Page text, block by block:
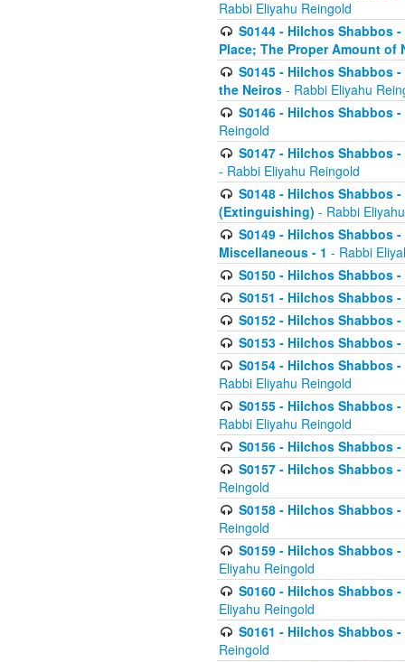
Rabbi Eliyahu Reingold
S0144 - Hilchos Shabbos
Place; The Proper Amount of
S0145 - Hilchos Shabbos
the Neiros - Rabbi Eliyahu
S0146 - Hilchos Shabbos
Reingold
S0147 - Hilchos Shabbos
- Rabbi Eliyahu Reingold
S0148 - Hilchos Shabbos
(Extinguishing) - Rabbi
S0149 - Hilchos Shabbos
Miscellaneous - 1 - Rabbi
S0150 - Hilchos Shabbos
S0151 - Hilchos Shabbos
S0152 - Hilchos Shabbos
S0153 - Hilchos Shabbos
S0154 - Hilchos Shabbos
Rabbi Eliyahu Reingold
S0155 - Hilchos Shabbos
Rabbi Eliyahu Reingold
S0156 - Hilchos Shabbos
S0157 - Hilchos Shabbos
Reingold
S0158 - Hilchos Shabbos
Reingold
S0159 - Hilchos Shabbos
Eliyahu Reingold
S0160 - Hilchos Shabbos
Eliyahu Reingold
S0161 - Hilchos Shabbos
Reingold